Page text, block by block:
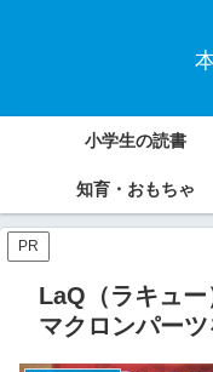
小学生の読書
知育・おもちゃ
PR
LaQ（ラキュ
マクロンパー